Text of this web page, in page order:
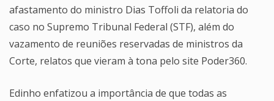
afastamento do ministro Dias Toffoli da relatoria do
caso no Supremo Tribunal Federal (STF), além do
vazamento de reuniões reservadas de ministros da
Corte, relatos que vieram à tona pelo site Poder360.
Edinho enfatizou a importância de que todas as